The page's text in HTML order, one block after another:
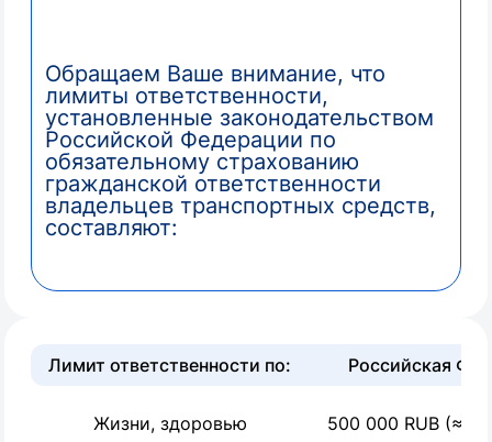
Обращаем Ваше внимание, что
лимиты ответственности,
установленные законодательством
Российской Федерации по
обязательному страхованию
гражданской ответственности
владельцев транспортных средств,
составляют:
Лимит ответственности по: Российская
Жизни, здоровью 500 000 RUB (≈ 5